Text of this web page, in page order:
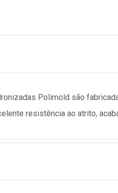
Polimold são
resistência ao atrito,